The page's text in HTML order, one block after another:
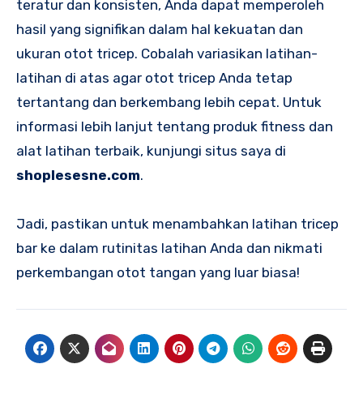
teratur dan konsisten, Anda dapat memperoleh
hasil yang signifikan dalam hal kekuatan dan
ukuran otot tricep. Cobalah variasikan latihan-
latihan di atas agar otot tricep Anda tetap
tertantang dan berkembang lebih cepat. Untuk
informasi lebih lanjut tentang produk fitness dan
alat latihan terbaik, kunjungi situs saya di
shoplesesne.com.
Jadi, pastikan untuk menambahkan latihan tricep
bar ke dalam rutinitas latihan Anda dan nikmati
perkembangan otot tangan yang luar biasa!